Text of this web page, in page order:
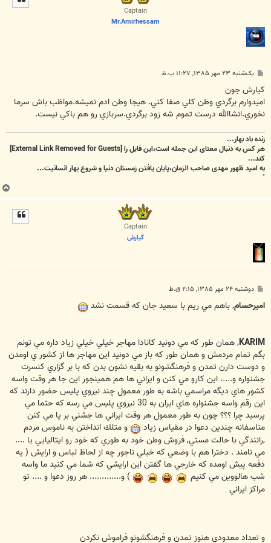
Captain
Mr.Amirhessam
پ
ت
یک‌شنبه ۲۳ مهر ۱۳۸۵, ۱۱:۲۷ ب.ظ
كيارش جون
اميدوارم برگردي وطن كلي صفا كني. هيجا وطن ادم نميشه.مواظب باش سرما
نخوري.انشاالله درست تموم شه زود برگردي.سربازي رو هم باكي نيست.
زنده باد بهار...
هر کس به دنبال معنای این جمله است،این فایل را[External Link Removed for Guests]
کند...
به امید ظهور مهدی صاحب الزمان،پایان یافتن زمستان دنیا و شروع بهار انسانیت...
ب
ا
Captain
كيارش
پ
ت
دوشنبه ۲۴ مهر ۱۳۸۵, ۲:۱۵ ق.ظ
اميرحسام, باهم مي ريم با سعيد جان كه قسمت نشد
KARIM, همان طور كه مي دونيد كانادا مهاجر خيلي خيلي زياد داره مي تونم
بگم تمام مردمش و همان طور كه باز مي دونيد اين مهاجر ها از كشور ي اومدن
و دوست دارن تمدن و فرهنگشونو به بقيه نشون بدن كه با بر گزاري كنسرت
جشنواره و..... اين كارو مي كنن و ايراني ها هم همينجور اين جا هر وقت واسه
كشور هاي ديگه مراسمي باشه به طور معمول چند نيروي پليس حضور دارند كه
اين رقم واسه جشنواره هاي ايران به 30 نيروي پليس مي رسه كه حتما مي
پرسيد چرا ؟؟؟ چون به طور معمول هر وقت ايراني ها جشني بر پا مي كنن
متاسفانه چندين دعوا در مقياس زياد
و متلك انداختن به ناموس مردم
,رانندگي با حالت مستي, فروش وطن خود به طوري كه خود رو ايتاليايي يا ....
مي نامند . دخترا هم با وضعي كه خيلي ناجور چه از لحاظ لباس و ارايش ( يه
دفعه پيش اومده كه خارجي ها گفتن اين ارايشي كه شما مي كنيد ما واسه
شب هالووين مي كنيم
)‌ و............. هر روز دعوا و .... تو
مراكز ايراني
و تعداد معدودي هنوز تمدن و فرهنگشونو فراموش نكردن